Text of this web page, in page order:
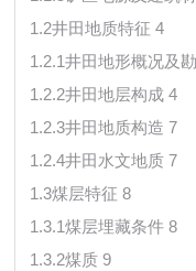
1.2井田地质特征 4
1.2.1井田地形概况及
1.2.2井田地层构成 4
1.2.3井田地质构造 7
1.2.4井田水文地质 7
1.3煤层特征 8
1.3.1煤层埋藏条件 8
1.3.2煤质 9